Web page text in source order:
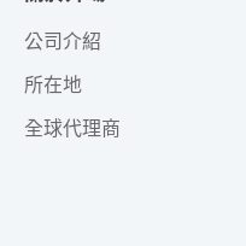
公司介紹
所在地
全球代理商